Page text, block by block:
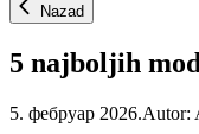
Nazad
5 najboljih
5. фебруар 2026.Autor: